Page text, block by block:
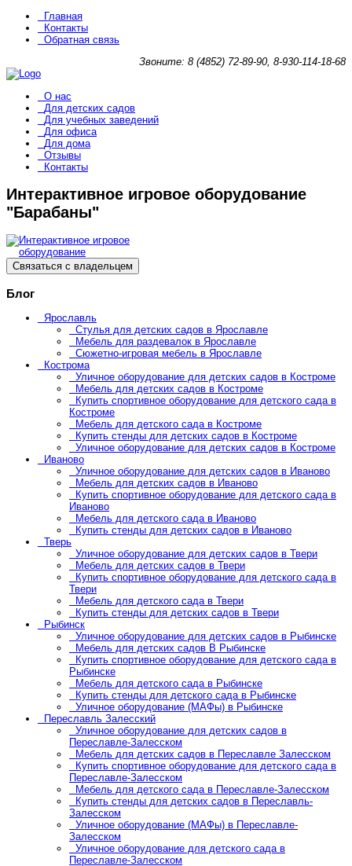
Главная
Контакты
Обратная связь
Звоните: 8 (4852) 72-89-90, 8-930-114-18-68
О нас
Для детских садов
Для учебных заведений
Для офиса
Для дома
Отзывы
Контакты
Интерактивное игровое оборудование
"Барабаны"
Связаться с владельцем
Блог
Ярославль
Стулья для детских садов в Ярославле
Мебель для раздевалок в Ярославле
Сюжетно-игровая мебель в Ярославле
Кострома
Уличное оборудование для детских садов в Костроме
Мебель для детских садов в Костроме
Купить спортивное оборудование для детского сада в
Костроме
Мебель для детского сада в Костроме
Купить стенды для детских садов в Костроме
Уличное оборудование для детских садов в Костроме
Иваново
Уличное оборудование для детских садов в Иваново
Мебель для детских садов в Иваново
Купить спортивное оборудование для детского сада в
Иваново
Мебель для детского сада в Иваново
Купить стенды для детских садов в Иваново
Тверь
Уличное оборудование для детских садов в Твери
Мебель для детских садов в Твери
Купить спортивное оборудование для детского сада в
Твери
Мебель для детского сада в Твери
Купить стенды для детских садов в Твери
Рыбинск
Уличное оборудование для детских садов в Рыбинске
Мебель для детских садов В Рыбинске
Купить спортивное оборудование для детского сада в
Рыбинске
Мебель для детского сада в Рыбинске
Купить стенды для детского сада в Рыбинске
Уличное оборудование (МАФы) в Рыбинске
Переславль Залесский
Уличное оборудование для детских садов в
Переславле-Залесском
Мебель для детских садов в Переславле Залесском
Купить спортивное оборудование для детского сада в
Переславле-Залесском
Мебель для детского сада в Переславле-Залесском
Купить стенды для детских садов в Переславль-
Залесском
Уличное оборудование (МАФы) в Переславле-
Залесском
Уличное оборудование для детского сада в
Переславле-Залесском